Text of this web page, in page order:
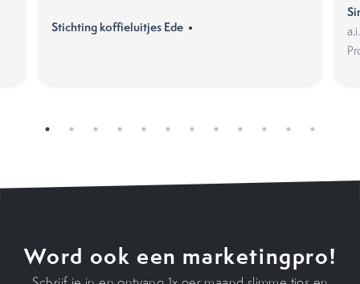
Stichting koffieluitjes Ede •
Word ook een marketingpro!